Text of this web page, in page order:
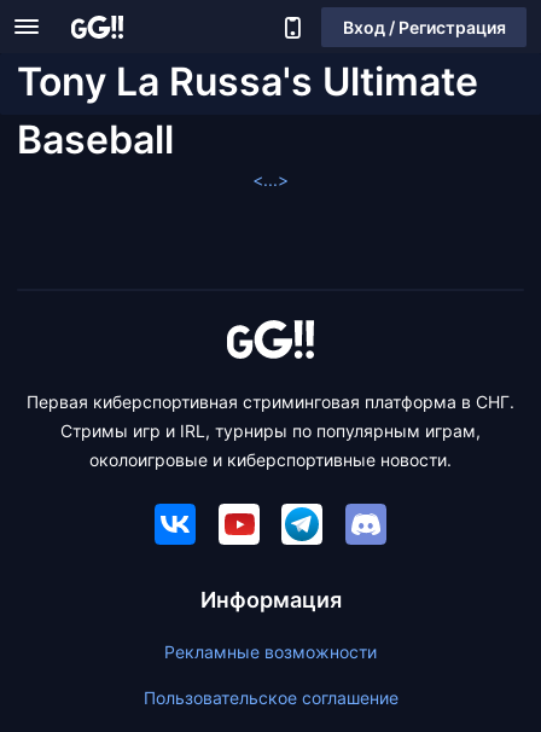
Вход / Регистрация
Tony La Russa's Ultimate
Baseball
<...>
Первая киберспортивная стриминговая платформа в СНГ.
Стримы игр и IRL, турниры по популярным играм,
околоигровые и киберспортивные новости.
Информация
Рекламные возможности
Пользовательское соглашение